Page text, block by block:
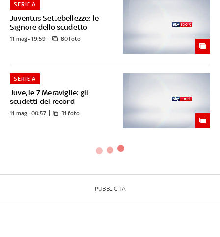
Juventus Settebellezze: le
Signore dello scudetto
SERIE A
11 mag - 19:59 80 foto
Juve, le 7 Meraviglie: gli
scudetti dei record
SERIE A
11 mag - 00:57 31 foto
PUBBLICITÀ